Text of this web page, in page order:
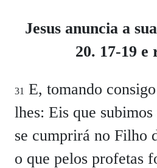
Jesus anuncia a
20. 17-19 e
31 E, tomando
lhes: Eis que subimos
se cumprirá no Filho
o que pelos profetas